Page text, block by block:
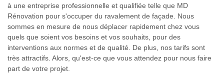
à une entreprise professionnelle et qualifiée telle que MD
Rénovation pour s'occuper du ravalement de façade. Nous
sommes en mesure de nous déplacer rapidement chez vous
quels que soient vos besoins et vos souhaits, pour des
interventions aux normes et de qualité. De plus, nos tarifs sont
très attractifs. Alors, qu'est-ce que vous attendez pour nous faire
part de votre projet.